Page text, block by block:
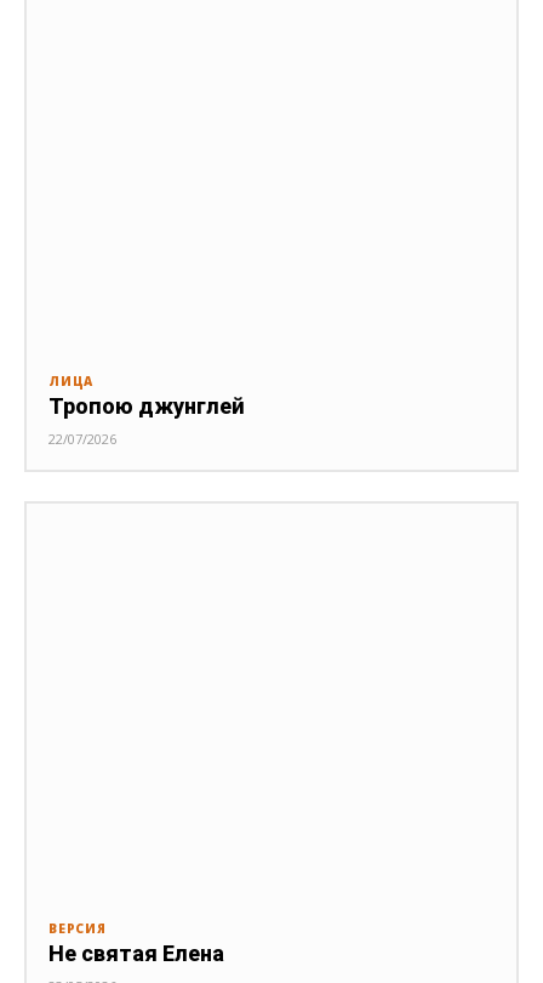
ЛИЦА
Тропою джунглей
22/07/2026
ВЕРСИЯ
Не святая Елена